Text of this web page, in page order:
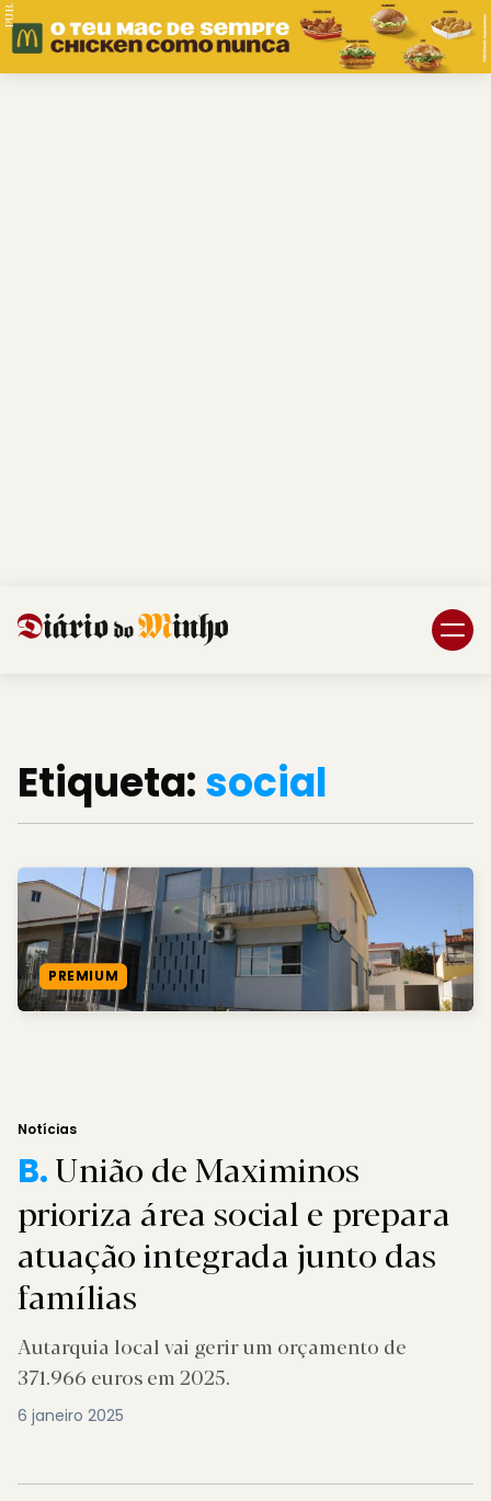
PUB.
Etiqueta:social
PREMIUM
Notícias
B.União de Maximinos
prioriza área social e prepara
atuação integrada junto das
famílias
Autarquia local vai gerir um orçamento de
371.966 euros em 2025.
6 janeiro 2025